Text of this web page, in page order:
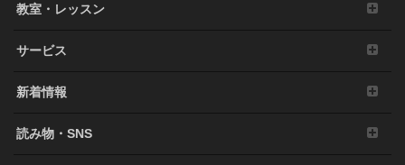
教室・レッスン
サービス
新着情報
読み物・SNS